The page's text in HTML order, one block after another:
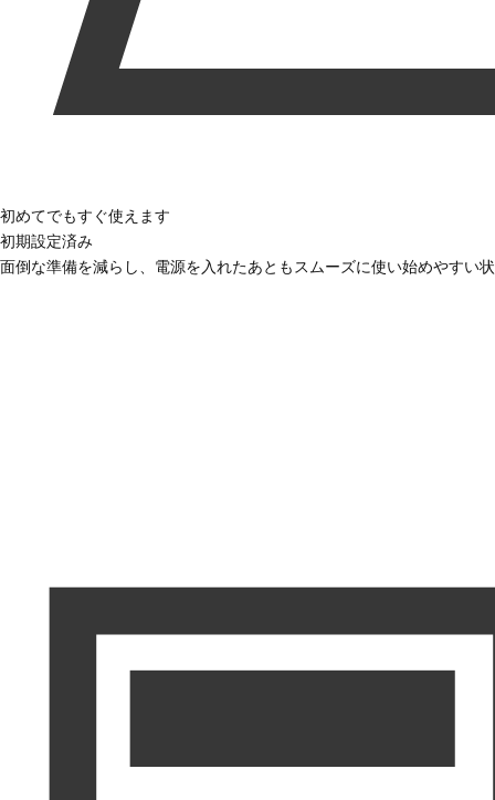
初めてでもすぐ使えます
初期設定済み
面倒な準備を減らし、電源を入れたあともスムーズに使い始めやすい